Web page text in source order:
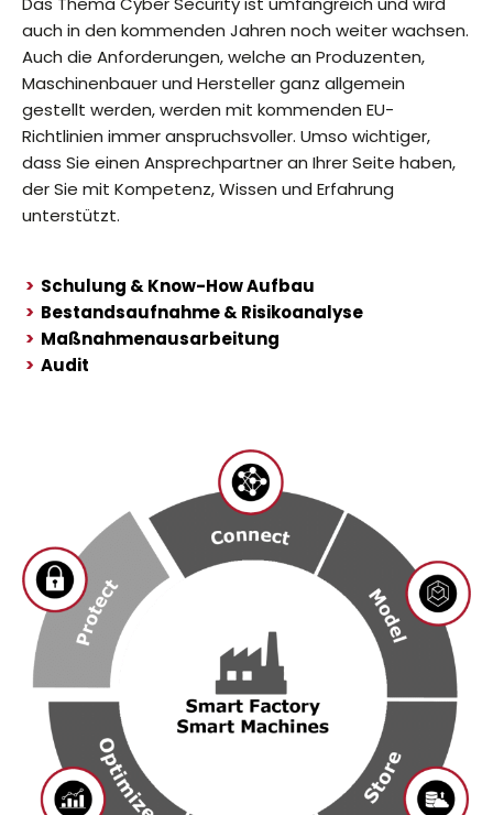
auch in den kommenden Jahren noch weiter wachsen.
Auch die Anforderungen, welche an Produzenten,
Maschinenbauer und Hersteller ganz allgemein
gestellt werden, werden mit kommenden EU-
Richtlinien immer anspruchsvoller. Umso wichtiger,
dass Sie einen Ansprechpartner an Ihrer Seite haben,
der Sie mit Kompetenz, Wissen und Erfahrung
unterstützt.
> Schulung & Know-How Aufbau
> Bestandsaufnahme & Risikoanalyse
> Maßnahmenausarbeitung
> Audit